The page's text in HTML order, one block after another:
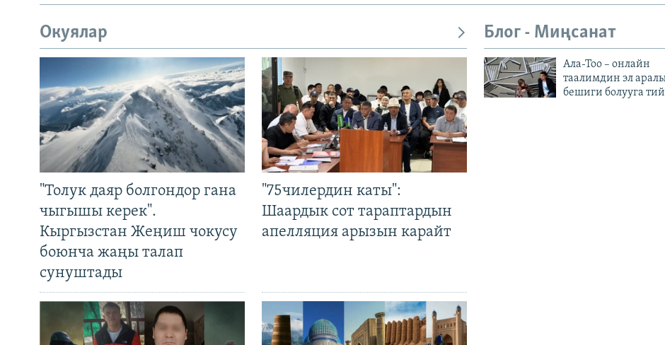
Окуялар
"Толук даяр болгондор гана
чыгышы керек".
Кыргызстан Жеңиш чокусу
боюнча жаңы талап
сунуштады
"75чилердин каты":
Шаардык сот тараптардын
апелляция арызын карайт
Блог - Миңсанат
Ала-Тоо – онлайн
таалимдин эл
бешиги болууга